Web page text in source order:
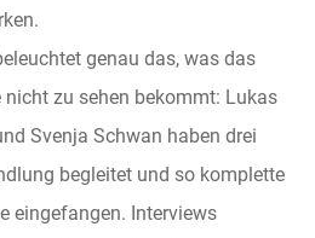
genau das, was das
zu sehen bekommt: Lukas
Svenja Schwan haben drei
begleitet und so komplette
eingefangen. Interviews